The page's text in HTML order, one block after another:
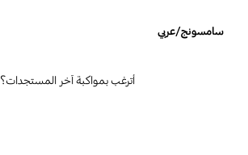
سامسونج/عربي
أترغب بمواكبة آخر المستجدات؟